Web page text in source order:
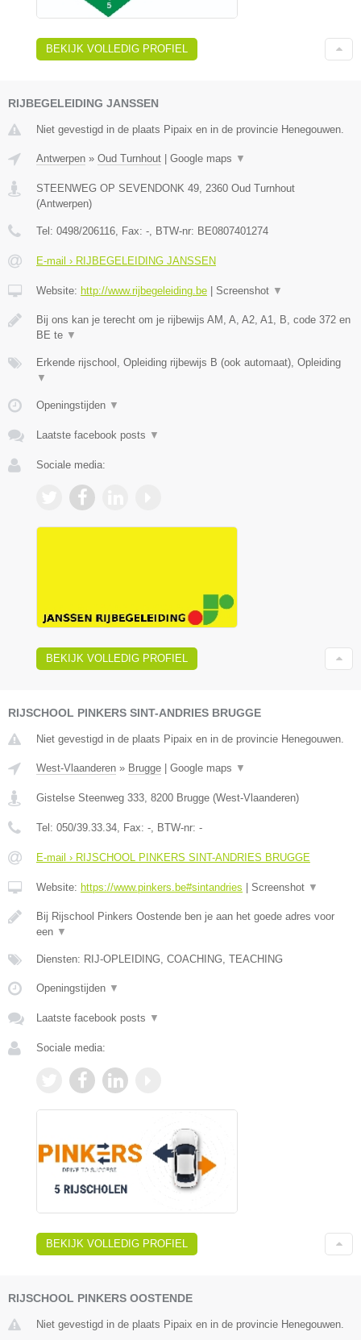
BEKIJK VOLLEDIG PROFIEL
RIJBEGELEIDING JANSSEN
Niet gevestigd in de plaats Pipaix en in de provincie Henegouwen.
Antwerpen » Oud Turnhout Google maps ▼
STEENWEG OP SEVENDONK 49, 2360 Oud Turnhout
(Antwerpen)
Tel: 0498/206116, Fax: -, BTW-nr: BE0807401274
E-mail › RIJBEGELEIDING JANSSEN
Website: http://www.rijbegeleiding.be Screenshot ▼
Bij ons kan je terecht om je rijbewijs AM, A, A2, A1, B, code 372 en
BE te ▼
Erkende rijschool, Opleiding rijbewijs B (ook automaat), Opleiding
▼
Openingstijden ▼
Laatste facebook posts ▼
Sociale media:
BEKIJK VOLLEDIG PROFIEL
RIJSCHOOL PINKERS SINT-ANDRIES BRUGGE
Niet gevestigd in de plaats Pipaix en in de provincie Henegouwen.
West-Vlaanderen » Brugge Google maps ▼
Gistelse Steenweg 333, 8200 Brugge (West-Vlaanderen)
Tel: 050/39.33.34, Fax: -, BTW-nr: -
E-mail › RIJSCHOOL PINKERS SINT-ANDRIES BRUGGE
Website: https://www.pinkers.be#sintandries Screenshot ▼
Bij Rijschool Pinkers Oostende ben je aan het goede adres voor
een ▼
Diensten: RIJ-OPLEIDING, COACHING, TEACHING
Openingstijden ▼
Laatste facebook posts ▼
Sociale media:
BEKIJK VOLLEDIG PROFIEL
RIJSCHOOL PINKERS OOSTENDE
Niet gevestigd in de plaats Pipaix en in de provincie Henegouwen.